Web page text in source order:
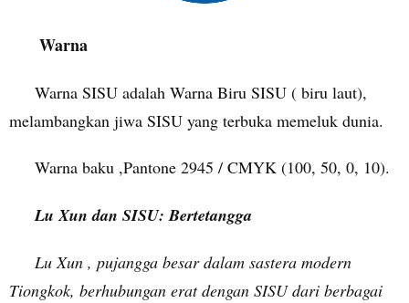
Warna
Warna SISU adalah Warna Biru SISU ( biru laut),
melambangkan jiwa SISU yang terbuka memeluk dunia.
Warna baku ,Pantone 2945 / CMYK (100, 50, 0, 10).
Lu Xun dan SISU: Bertetangga
Lu Xun , pujangga besar dalam sastera modern
Tiongkok, berhubungan erat dengan SISU dari berbagai